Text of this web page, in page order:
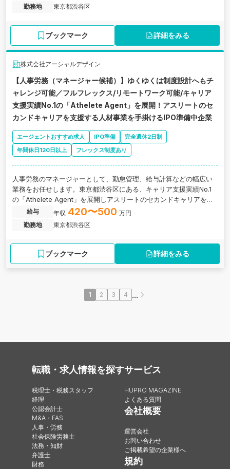
勤務地
東京都渋谷区
ブックマーク 詳細をみる
株式会社アーシャルデザイン
【人事労務（マネージャー候補）】ゆくゆくは制度設計へもチ
ャレンジ可能／フルフレックス/リモートワーク可能/キャリア
支援実績No.1の「Athelete Agent」を展開！アスリートのセ
カンドキャリアを支援する人材事業を手掛けるIPO準備中企業
エージェントおすすめ求人 IPO準備
完全週休2日制
年間休日120日以上
フレックス制度あり
人事労務のマネージャーとして、勤怠管理、給与計算などの幅広い
業務をお任せします。東京都渋谷区にある、キャリア支援実績No.1
の「Athelete Agent」を展開しアスリートのセカンドキャリアを支
援するIPO準備中企業の求人です。
給与 年収 420〜500 万円
勤務地
東京都渋谷区
ブックマーク 詳細をみる
1 2 3 4 ...
転職・求人情報を探す
税理士・税務スタッフ
経理
公認会計士
M&A・FAS
人事・労務
社会保険労務士
法務・知財
弁護士
財務
サービス
HUPRO MAGAZINE
よくある質問
会社概要
運営会社
お問い合わせ
ご掲載希望の企業様へ
規約